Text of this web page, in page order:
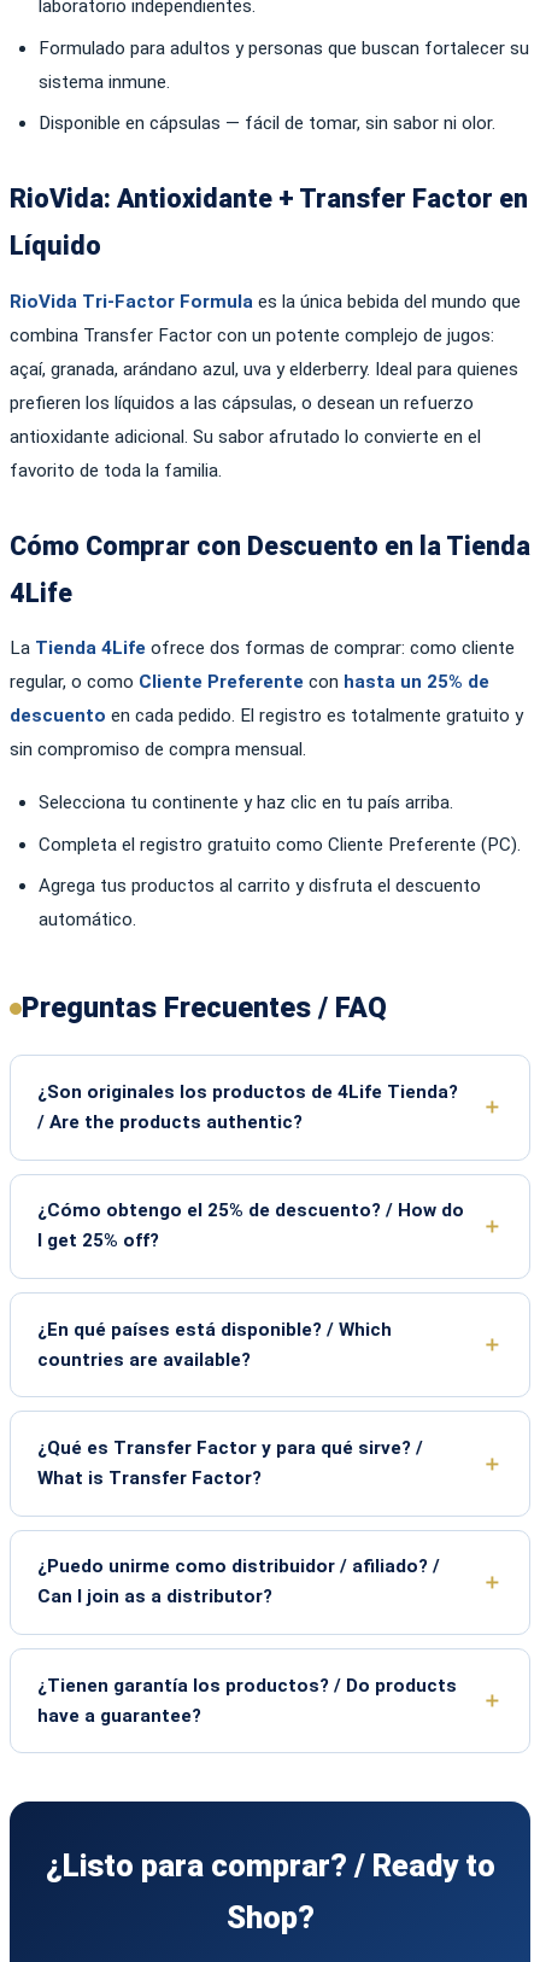
laboratorio independientes.
Formulado para adultos y personas que buscan fortalecer su
sistema inmune.
Disponible en cápsulas — fácil de tomar, sin sabor ni olor.
RioVida: Antioxidante + Transfer Factor en
Líquido
RioVida Tri-Factor Formula es la única bebida del mundo que
combina Transfer Factor con un potente complejo de jugos:
açaí, granada, arándano azul, uva y elderberry. Ideal para quienes
prefieren los líquidos a las cápsulas, o desean un refuerzo
antioxidante adicional. Su sabor afrutado lo convierte en el
favorito de toda la familia.
Cómo Comprar con Descuento en la Tienda
4Life
La Tienda 4Life ofrece dos formas de comprar: como cliente
regular, o como Cliente Preferente con hasta un 25% de
descuento en cada pedido. El registro es totalmente gratuito y
sin compromiso de compra mensual.
Selecciona tu continente y haz clic en tu país arriba.
Completa el registro gratuito como Cliente Preferente (PC).
Agrega tus productos al carrito y disfruta el descuento
automático.
Preguntas Frecuentes / FAQ
¿Son originales los productos de 4Life Tienda?
/ Are the products authentic?
¿Cómo obtengo el 25% de descuento? / How do
I get 25% off?
¿En qué países está disponible? / Which
countries are available?
¿Qué es Transfer Factor y para qué sirve? /
What is Transfer Factor?
¿Puedo unirme como distribuidor / afiliado? /
Can I join as a distributor?
¿Tienen garantía los productos? / Do products
have a guarantee?
¿Listo para comprar? / Ready to
Shop?